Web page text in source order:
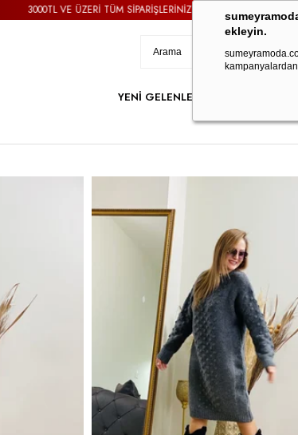
ekleyin.
3000TL VE ÜZERİ TÜM SİPARİŞLERİNİZDEKARGO ÜCRETSİZ!
YENİ GELENLER